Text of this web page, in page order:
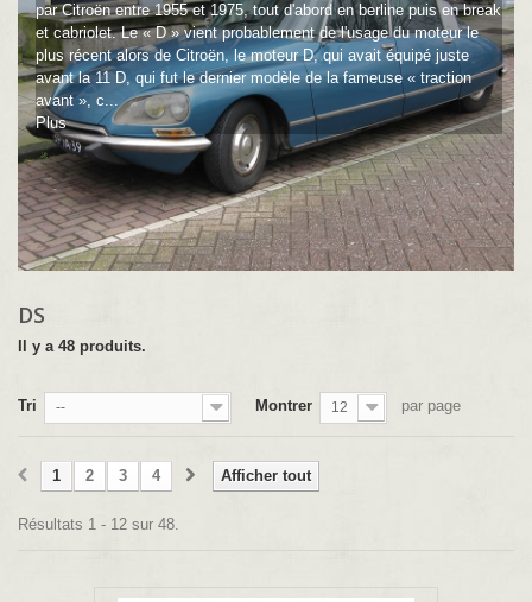
par Citroën entre 1955 et 1975, tout d'abord en berline puis en break
et cabriolet. Le « D » vient probablement de l'usage du moteur le
plus récent alors de Citroën, le moteur D, qui avait équipé juste
avant la 11 D, qui fut le dernier modèle de la fameuse « traction
avant », c...
Plus
DS
Il y a 48 produits.
Tri -- Montrer 12 par page
Afficher tout
1 2 3 4
Résultats 1 - 12 sur 48.